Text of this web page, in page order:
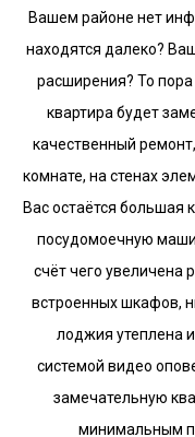
Вашем районе нет
находятся далеко?
расширения? То
квартира будет
качественный
комнате, на стенах
Вас остаётся большая
посудомоечную
счёт чего увеличена
встроенных шкафов,
лоджия утеплена
системой видео
замечательную
минимальным